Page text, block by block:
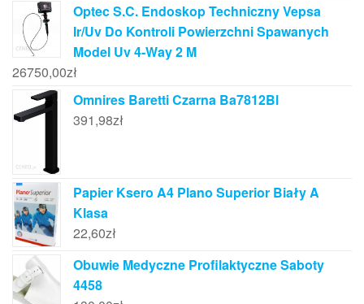
Optec S.C. Endoskop Techniczny Vepsa
Ir/Uv Do Kontroli Powierzchni Spawanych
Model Uv 4-Way 2 M
26750,00zł
Omnires Baretti Czarna Ba7812Bl
391,98zł
Papier Ksero A4 Plano Superior Biały A
Klasa
22,60zł
Obuwie Medyczne Profilaktyczne Saboty
4458